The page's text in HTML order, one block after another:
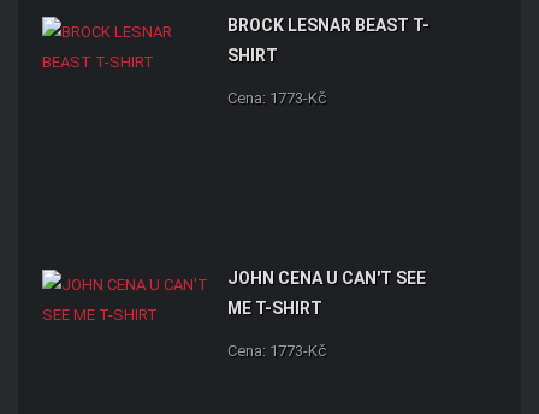
BROCK LESNAR BEAST T-
SHIRT
Cena: 1773-Kč
JOHN CENA U CAN'T SEE
ME T-SHIRT
Cena: 1773-Kč